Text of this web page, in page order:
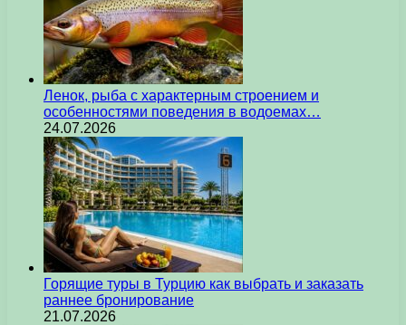
Ленок, рыба с характерным строением и
особенностями поведения в водоемах…
24.07.2026
Горящие туры в Турцию как выбрать и заказать
раннее бронирование
21.07.2026